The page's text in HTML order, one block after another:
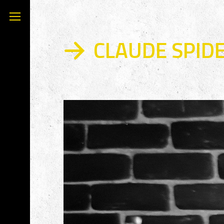
CLAUDE